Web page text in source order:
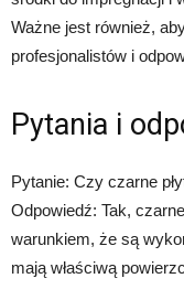
Ważne jest również,
profesjonalistów i
Pytania i
Pytanie: Czy czarne
Odpowiedź: Tak,
warunkiem, że są
mają właściwą